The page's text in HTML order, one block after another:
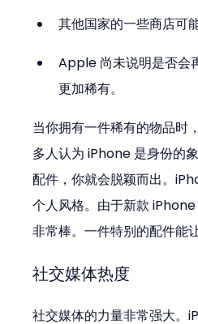
其他国家的一些商店可
Apple 尚未说明是否会
更加稀有。
当你拥有一件稀有的物品时
多人认为 iPhone 是身份的
配件，你就会脱颖而出。
个人风格。由于新款
非常棒。一件特别的配件能
社交媒体热度
社交媒体的力量非常强大